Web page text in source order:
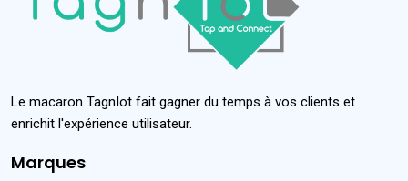
Le macaron TagnIot fait gagner du temps à vos clients et
enrichit l'expérience utilisateur.
Marques